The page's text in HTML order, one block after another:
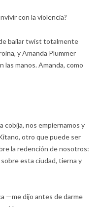
con la violencia?
bailar twist totalmente
y Amanda Plummer
las manos. Amanda, como
cobija, nos empiernamos y
otro que puede ser
la redención de nosotros:
esta ciudad, tierna y
—me dijo antes de darme